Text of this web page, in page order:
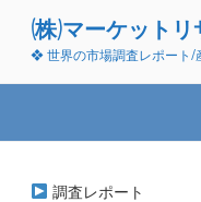
ン
(株)マーケット
❖ 世界の市場調査レポート/
調査レポート